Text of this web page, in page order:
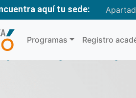
aquí tu sede:
Programas Registro